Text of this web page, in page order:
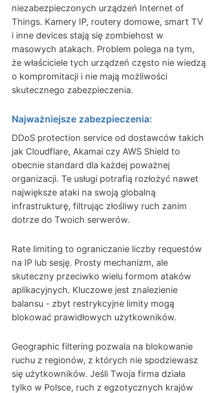
niezabezpieczonych urządzeń Internet of
Things. Kamery IP, routery domowe, smart TV
i inne devices stają się zombiehost w
masowych atakach. Problem polega na tym,
że właściciele tych urządzeń często nie wiedzą
o kompromitacji i nie mają możliwości
skutecznego zabezpieczenia.
Najważniejsze zabezpieczenia:
DDoS protection service od dostawców takich
jak Cloudflare, Akamai czy AWS Shield to
obecnie standard dla każdej poważnej
organizacji. Te usługi potrafią rozłożyć nawet
największe ataki na swoją globalną
infrastrukturę, filtrując złośliwy ruch zanim
dotrze do Twoich serwerów.
Rate limiting to ograniczanie liczby requestów
na IP lub sesję. Prosty mechanizm, ale
skuteczny przeciwko wielu formom ataków
aplikacyjnych. Kluczowe jest znalezienie
balansu - zbyt restrykcyjne limity mogą
blokować prawidłowych użytkowników.
Geographic filtering pozwala na blokowanie
ruchu z regionów, z których nie spodziewasz
się użytkowników. Jeśli Twoja firma działa
tylko w Polsce, ruch z egzotycznych krajów